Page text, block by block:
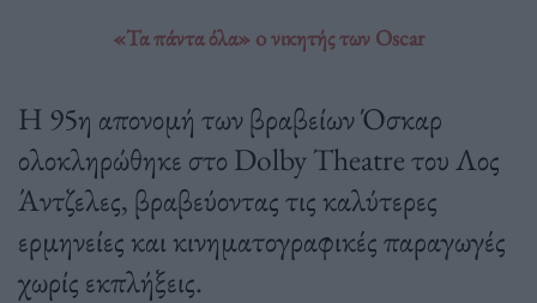
«Τα πάντα όλα» o νικητής των Oscar
Η 95η απονομή των βραβείων Όσκαρ
ολοκληρώθηκε στο Dolby Theatre του Λος
Άντζελες, βραβεύοντας τις καλύτερες
ερμηνείες και κινηματογραφικές παραγωγές
χωρίς εκπλήξεις.